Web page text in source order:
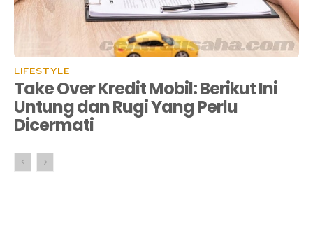
LIFESTYLE
Take Over Kredit Mobil: Berikut Ini
Untung dan Rugi Yang Perlu
Dicermati